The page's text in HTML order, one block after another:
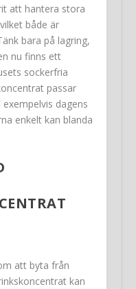
att hantera stora
både är
bara på lagring,
nu finns ett
sockerfria
passar
dagens
enkelt kan blanda
att byta från
kan